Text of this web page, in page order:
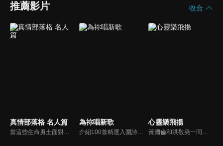
推薦影片 收合
真情部落格 名人篇 為祢唱新歌
介紹100首精選入圍詩歌及創作新秀；以及資深詩歌創作人及知名基督徒藝人，如巫啟賢、張芸京、TANK、盛曉玫等。分享他們的創作故事，或感動他們的一首詩歌。一起唱新歌，來為主打歌。
心靈樂飛揚